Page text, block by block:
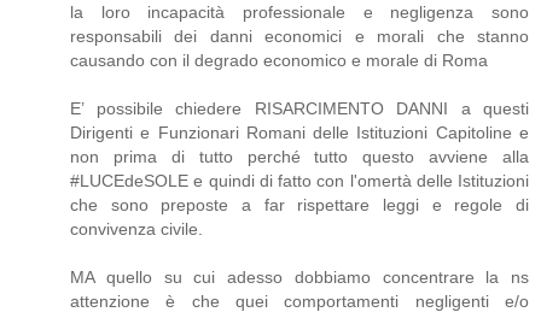
la loro incapacità professionale e negligenza sono
responsabili dei danni economici e morali che stanno
causando con il degrado economico e morale di Roma
E’ possibile chiedere RISARCIMENTO DANNI a questi
Dirigenti e Funzionari Romani delle Istituzioni Capitoline e
non prima di tutto perché tutto questo avviene alla
#LUCEdeSOLE e quindi di fatto con l'omertà delle Istituzioni
che sono preposte a far rispettare leggi e regole di
convivenza civile.
MA quello su cui adesso dobbiamo concentrare la ns
attenzione è che quei comportamenti negligenti e/o